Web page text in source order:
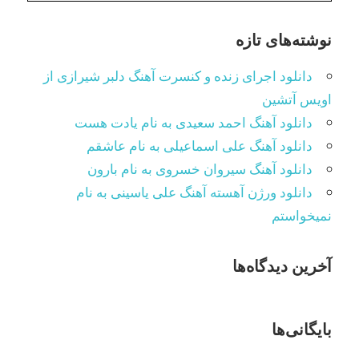
نوشته‌های تازه
دانلود اجرای زنده و کنسرت آهنگ دلبر شیرازی از
اویس آتشین
دانلود آهنگ احمد سعیدی به نام یادت هست
دانلود آهنگ علی اسماعیلی به نام عاشقم
دانلود آهنگ سیروان خسروی به نام بارون
دانلود ورژن آهسته آهنگ علی یاسینی به نام
نمیخواستم
آخرین دیدگاه‌ها
بایگانی‌ها